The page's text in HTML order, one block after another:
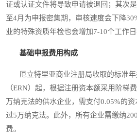
证或认证文件将导致申请被退回；其次
至4月为申报密集期，审核速度会下降
业的特殊资质年检也会增加7-10个工作日
基础申报费用构成
厄立特里亚商业注册局收取的标准年
（ERN）起，根据注册资本额采用阶梯
万纳克法的供水企业，需支付0.05%的
过5万纳克法。此外，所有企业需缴纳
费。